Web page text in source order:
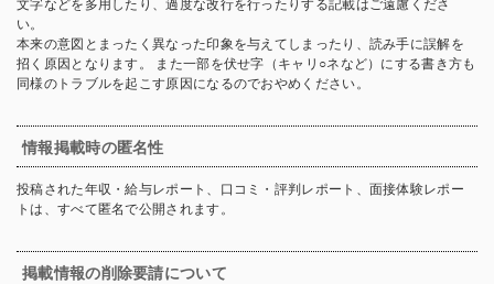
い。
本来の意図とまったく異なった印象を与えてしまったり、読み手に誤解を
招く原因となります。 また一部を伏せ字（キャリ○ネなど）にする書き方も
同様のトラブルを起こす原因になるのでおやめください。
情報掲載時の匿名性
投稿された年収・給与レポート、口コミ・評判レポート、面接体験レポー
トは、すべて匿名で公開されます。
掲載情報の削除要請について